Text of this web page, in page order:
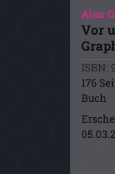
Alan
Vor
ISBN:
176
Buch